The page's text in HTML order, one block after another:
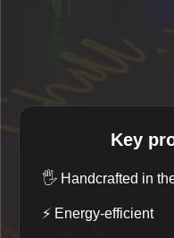
Key
🖐️ Handcrafted in
⚡ Energy-efficient